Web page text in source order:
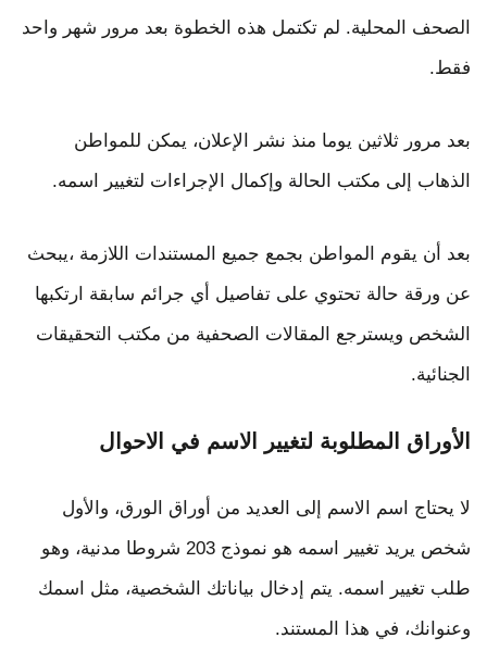
الصحف المحلية. لم تكتمل هذه الخطوة بعد مرور شهر واحد
فقط.
بعد مرور ثلاثين يوما منذ نشر الإعلان، يمكن للمواطن
الذهاب إلى مكتب الحالة وإكمال الإجراءات لتغيير اسمه.
بعد أن يقوم المواطن بجمع جميع المستندات اللازمة ،يبحث
عن ورقة حالة تحتوي على تفاصيل أي جرائم سابقة ارتكبها
الشخص ويسترجع المقالات الصحفية من مكتب التحقيقات
الجنائية.
الأوراق المطلوبة لتغيير الاسم في الاحوال
لا يحتاج اسم الاسم إلى العديد من أوراق الورق، والأول
شخص يريد تغيير اسمه هو نموذج 203 شروطا مدنية، وهو
طلب تغيير اسمه. يتم إدخال بياناتك الشخصية، مثل اسمك
وعنوانك، في هذا المستند.